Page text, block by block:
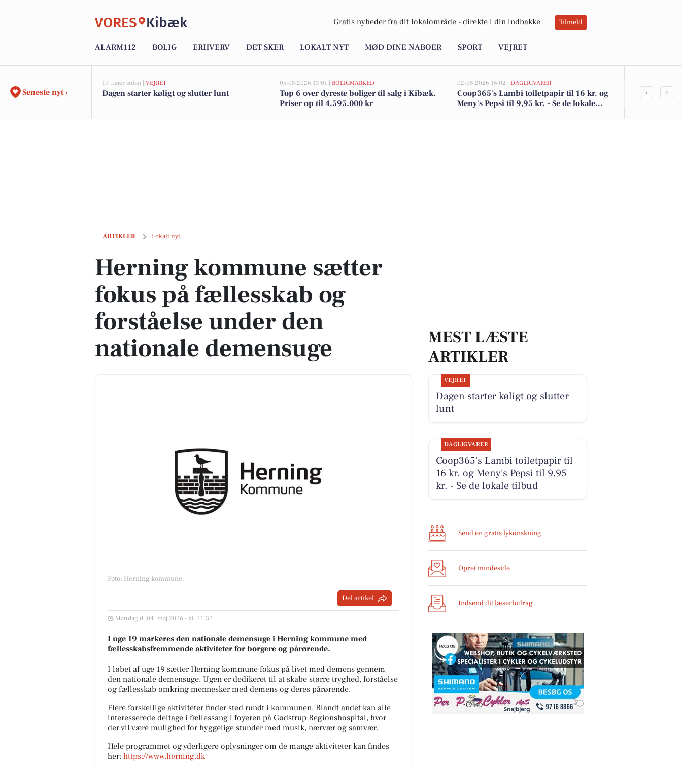
VORES Kibæk Gratis nyheder fra dit lokalområde - direkte i din indbakke Tilmeld
ALARM112 BOLIG ERHVERV DET SKER LOKALT NYT MØD DINE NABOER SPORT VEJRET
Seneste nyt ›
19 timer siden | VEJRET
Dagen starter køligt og slutter lunt
05-08-2026 13:01 | BOLIGMARKED
Top 6 over dyreste boliger til salg i Kibæk.
Priser op til 4.595.000 kr
02-08-2026 16:02 | DAGLIGVARER
Coop365's Lambi toiletpapir til 16 kr. og
Meny's Pepsi til 9,95 kr. - Se de lokale
‹ ›
ARTIKLER Lokalt nyt
Herning kommune sætter fokus på fællesskab og forståelse under den nationale demensuge
Herning kommune sætter
fokus på fællesskab og
forståelse under den
nationale demensuge
Foto: Herning kommune.
Del artikel
Mandag d. 04. maj 2026 - kl. 11:32
I uge 19 markeres den nationale demensuge i Herning kommune med
fællesskabsfremmende aktiviteter for borgere og pårørende.
I løbet af uge 19 sætter Herning kommune fokus på livet med demens gennem
den nationale demensuge. Ugen er dedikeret til at skabe større tryghed, forståelse
og fællesskab omkring mennesker med demens og deres pårørende.
Flere forskellige aktiviteter finder sted rundt i kommunen. Blandt andet kan alle
interesserede deltage i fællessang i foyeren på Gødstrup Regionshospital, hvor
der vil være mulighed for hyggelige stunder med musik, nærvær og samvær.
Hele programmet og yderligere oplysninger om de mange aktiviteter kan findes
her: https://www.herning.dk
MEST LÆSTE
ARTIKLER
VEJRET
Dagen starter køligt og slutter
lunt
DAGLIGVARER
Coop365's Lambi toiletpapir til
16 kr. og Meny's Pepsi til 9,95
kr. - Se de lokale tilbud
Send en gratis lykønskning
Opret mindeside
Indsend dit læserbidrag